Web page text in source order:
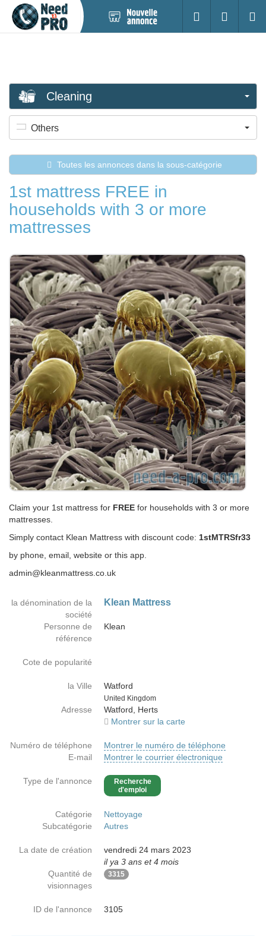
annonce
S'identifier
Cleaning
Others
Toutes les annonces dans la sous-catégorie
1st mattress FREE in
households with 3 or more
mattresses
Claim your 1st mattress for FREE for households with 3 or more
mattresses.
Simply contact Klean Mattress with discount code: 1stMTRSfr33
by phone, email, website or this app.
admin@kleanmattress.co.uk
la dénomination de la
société
Klean Mattress
Personne de
référence
Klean
Cote de popularité
la Ville
Watford
Country
United Kingdom
Adresse
Watford, Herts
Montrer sur la carte
Numéro de téléphone
Montrer le numéro de téléphone
E-mail
Montrer le courrier électronique
Type de l'annonce
Recherche
d'emploi
Catégorie
Nettoyage
Subcatégorie
Autres
La date de création
vendredi 24 mars 2023
il ya 3 ans et 4 mois
Quantité de
visionnages
3315
ID de l'annonce 3105